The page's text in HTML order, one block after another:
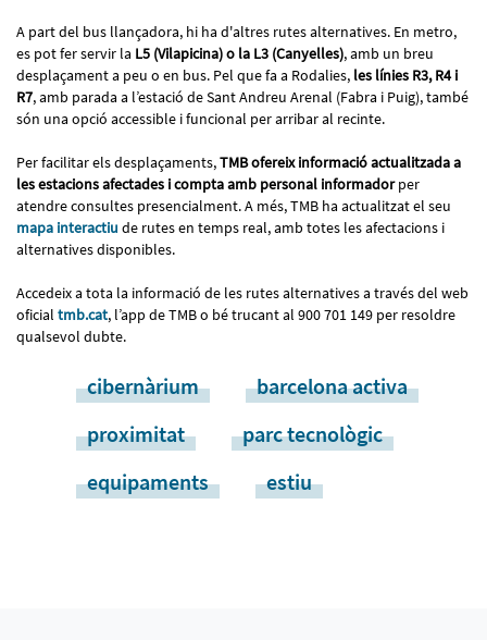
A part del bus llançadora, hi ha d'altres rutes alternatives. En metro,
es pot fer servir la L5 (Vilapicina) o la L3 (Canyelles), amb un breu
desplaçament a peu o en bus. Pel que fa a Rodalies, les línies R3, R4 i
R7, amb parada a l’estació de Sant Andreu Arenal (Fabra i Puig), també
són una opció accessible i funcional per arribar al recinte.
Per facilitar els desplaçaments,TMB ofereix informació actualitzada a
les estacions afectades i compta amb personal informadorper
atendre consultes presencialment. A més, TMB ha actualitzat el seu
mapa interactiu de rutes en temps real, amb totes les afectacions i
alternatives disponibles.
Accedeix a tota la informació de les rutes alternatives a través del web
oficial tmb.cat, l’app de TMB o bé trucant al 900 701 149 per resoldre
qualsevol dubte.
cibernàrium
barcelona activa
proximitat
parc tecnològic
equipaments
estiu